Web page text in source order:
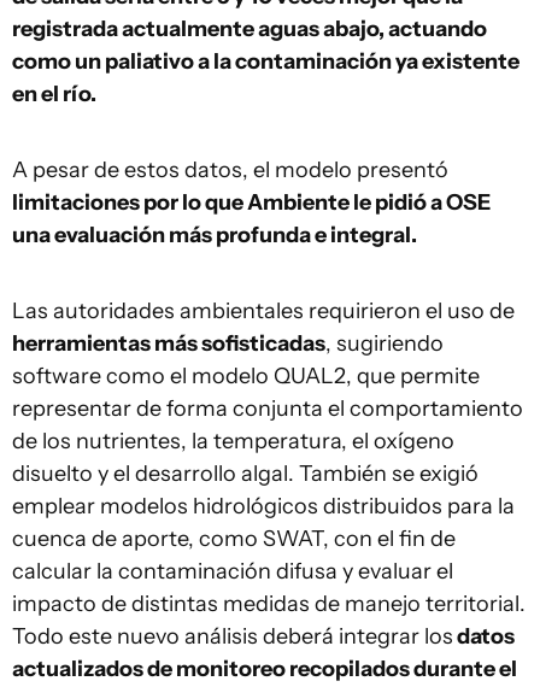
registrada actualmente aguas abajo, actuando
como un paliativo a la contaminación ya existente
en el río.
A pesar de estos datos, el modelo presentó
limitaciones por lo que Ambiente le pidió a OSE
una evaluación más profunda e integral.
Las autoridades ambientales requirieron el uso de
herramientas más sofisticadas, sugiriendo
software como el modelo QUAL2, que permite
representar de forma conjunta el comportamiento
de los nutrientes, la temperatura, el oxígeno
disuelto y el desarrollo algal. También se exigió
emplear modelos hidrológicos distribuidos para la
cuenca de aporte, como SWAT, con el fin de
calcular la contaminación difusa y evaluar el
impacto de distintas medidas de manejo territorial.
Todo este nuevo análisis deberá integrar losdatos
actualizados de monitoreo recopilados durante el